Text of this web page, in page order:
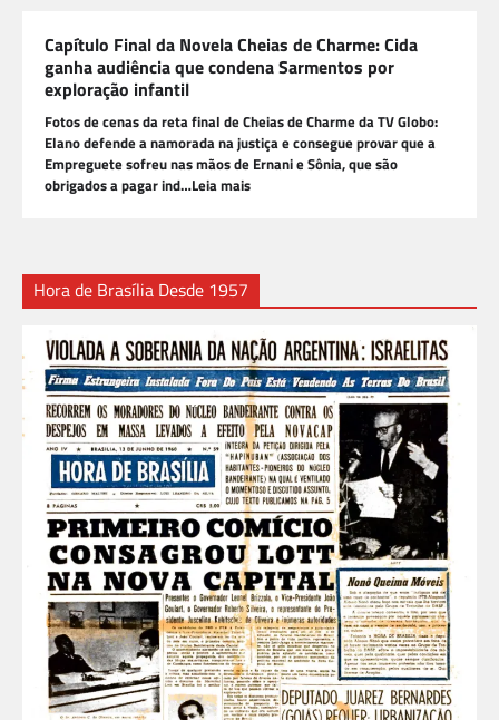
Capítulo Final da Novela Cheias de Charme: Cida
ganha audiência que condena Sarmentos por
exploração infantil
Fotos de cenas da reta final de Cheias de Charme da TV Globo:
Elano defende a namorada na justiça e consegue provar que a
Empreguete sofreu nas mãos de Ernani e Sônia, que são
obrigados a pagar ind…Leia mais
Hora de Brasília Desde 1957